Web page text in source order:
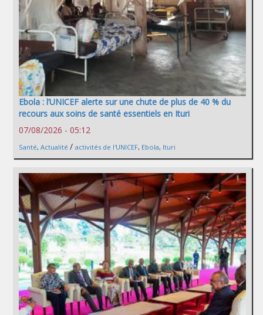
Ebola : l’UNICEF alerte sur une chute de plus de 40 % du
recours aux soins de santé essentiels en Ituri
07/08/2026 - 05:12
Santé, Actualité / activités de l'UNICEF, Ebola, Ituri